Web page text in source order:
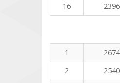
16
2396
1
2674
2
2540